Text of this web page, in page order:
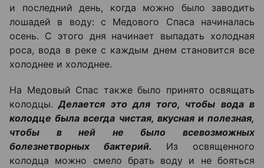
и последний день, когда можно было заводить
лошадей в воду: с Медового Спаса начиналась
осень. С этого дня начинает выпадать холодная
роса, вода в реке с каждым днем становится все
холоднее и холоднее.
На Медовый Спас также было принято освящать
колодцы. Делается это для того, чтобы вода в
колодце была всегда чистая, вкусная и полезная,
чтобы в ней не было всевозможных
болезнетворных бактерий. Из освященного
колодца можно смело брать воду и не бояться